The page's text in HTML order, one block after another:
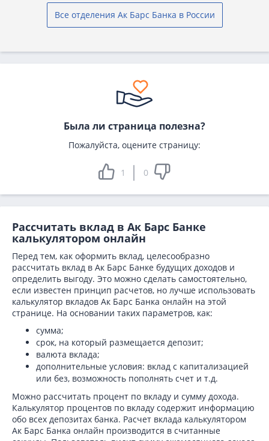
Все отделения Ак Барс Банка в России
Была ли страница полезна?
Пожалуйста, оцените страницу:
1 0
Рассчитать вклад в Ак Барс Банке
калькулятором онлайн
Перед тем, как оформить вклад, целесообразно
рассчитать вклад в Ак Барс Банке будущих доходов и
определить выгоду. Это можно сделать самостоятельно,
если известен принцип расчетов, но лучше использовать
калькулятор вкладов Ак Барс Банка онлайн на этой
странице. На основании таких параметров, как:
сумма;
срок, на который размещается депозит;
валюта вклада;
дополнительные условия: вклад с капитализацией
или без, возможность пополнять счет и т.д.
Можно рассчитать процент по вкладу и сумму дохода.
Калькулятор процентов по вкладу содержит информацию
обо всех депозитах банка. Расчет вклада калькулятором
Ак Барс Банка онлайн производится в считанные